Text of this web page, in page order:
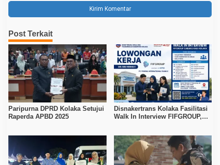
Post Terkait
Paripurna DPRD Kolaka Setujui
Raperda APBD 2025
Disnakertrans Kolaka Fasilitasi
Walk In Interview FIFGROUP,